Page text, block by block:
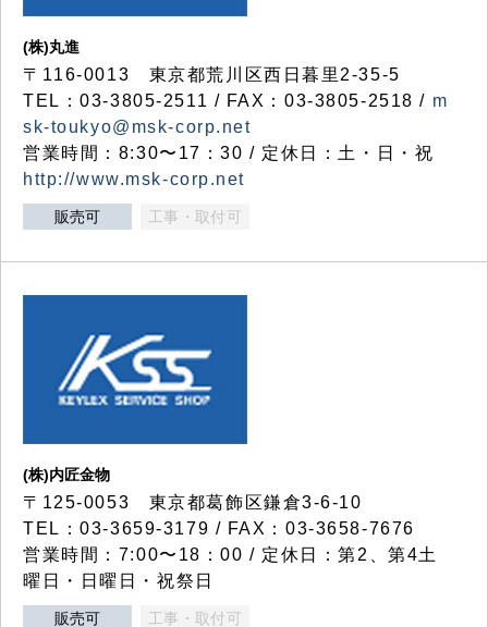
(株)丸進
〒116-0013 東京都荒川区西日暮里2-35-5
TEL：03-3805-2511 / FAX：03-3805-2518 / m
sk-toukyo@msk-corp.net
営業時間：8:30〜17：30 / 定休日：土・日・祝
http://www.msk-corp.net
販売可 工事・取付可
(株)内匠金物
〒125-0053 東京都葛飾区鎌倉3-6-10
TEL：03-3659-3179 / FAX：03-3658-7676
営業時間：7:00〜18：00 / 定休日：第2、第4土
曜日・日曜日・祝祭日
販売可 工事・取付可